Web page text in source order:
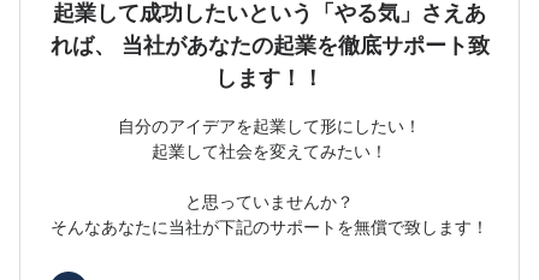
起業して成功したいという「やる気」さえあ
れば、
当社があなたの起業を徹底サポート致
します！！
自分のアイデアを起業して形にしたい！
起業して社会を変えてみたい！
と思っていませんか？
そんなあなたに当社が下記のサポートを無償で致します！